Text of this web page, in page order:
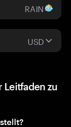
RAIN
USD
Leitfaden zu